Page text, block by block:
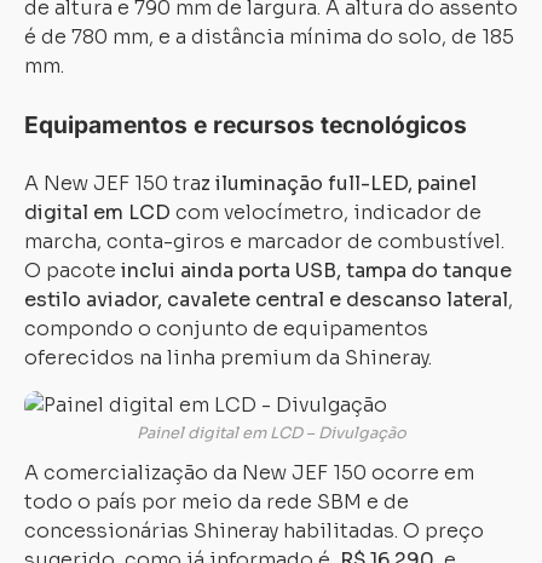
de altura e 790 mm de largura. A altura do assento
é de 780 mm, e a distância mínima do solo, de 185
mm.
Equipamentos e recursos tecnológicos
A New JEF 150 traz iluminação full-LED, painel
digital em LCD com velocímetro, indicador de
marcha, conta-giros e marcador de combustível.
O pacote inclui ainda porta USB, tampa do tanque
estilo aviador, cavalete central e descanso lateral,
compondo o conjunto de equipamentos
oferecidos na linha premium da Shineray.
Painel digital em LCD – Divulgação
A comercialização da New JEF 150 ocorre em
todo o país por meio da rede SBM e de
concessionárias Shineray habilitadas. O preço
Carregando...
Carregando...